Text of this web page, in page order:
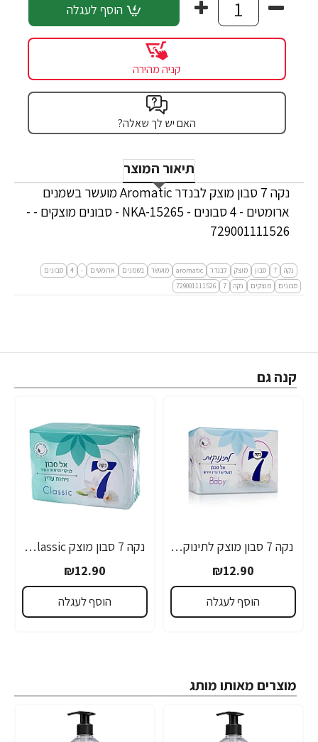
הוסף לעגלה
קניה מהירה
האם יש לך שאלה?
תיאור המוצר
נקה 7 סבון מוצק לבנדר Aromatic מועשר בשמנים
ארומטים - 4 סבונים - NKA-15265 - סבונים מוצקים - -
729001111526
נקה 7 סבון מוצק לבנדר aromatic מועשר בשמנים ארומטים -
4
סבונים
סבונים
מוצקים נקה 7
729001111526
קנה גם
נקה 7 סבון מוצק לתינוקות Baby בעלי עור עדין ורגיש - 4 סבונים
₪12.90
הוסף לעגלה
נקה 7 סבון מוצק Classic ירוק ניחוח עדין - 4 סבונים
₪12.90
הוסף לעגלה
מוצרים מאותו מותג